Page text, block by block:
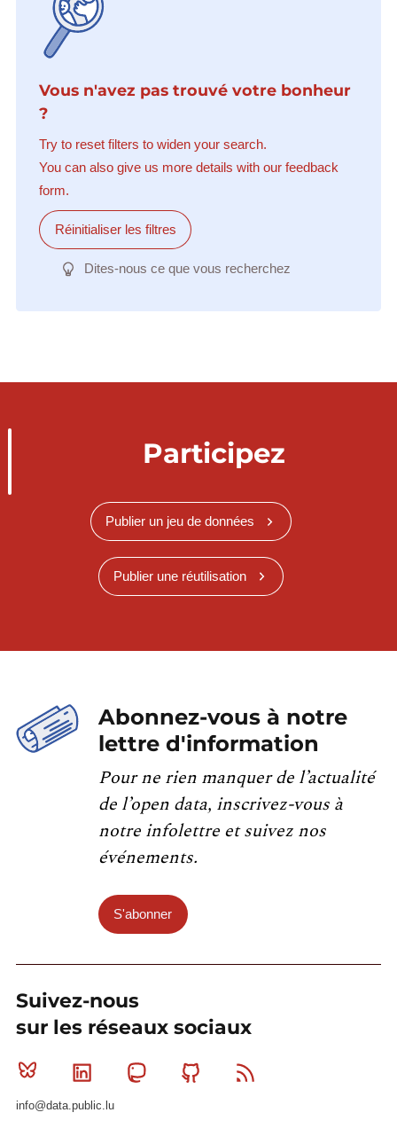
Vous n'avez pas trouvé votre bonheur
?
Try to reset filters to widen your search.
You can also give us more details with our feedback
form.
Réinitialiser les filtres
Dites-nous ce que vous recherchez
Participez
Publier un jeu de données
Publier une réutilisation
Abonnez-vous à notre
lettre d'information
Pour ne rien manquer de l’actualité
de l’open data, inscrivez-vous à
notre infolettre et suivez nos
événements.
S'abonner
Suivez-nous
sur les réseaux sociaux
Bluesky Linkedin MastodonGithub
info@data.public.lu